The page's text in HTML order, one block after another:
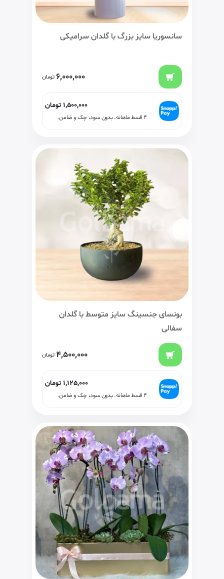
سانسوریا سایز بزرگ با گلدان سرامیکی
6,000,000 تومان
1,500,000 تومان
۴ قسط ماهانه. بدون سود، چک و ضامن.
بونسای جنسینگ سایز متوسط با گلدان
سفالی
4,500,000 تومان
1,125,000 تومان
۴ قسط ماهانه. بدون سود، چک و ضامن.